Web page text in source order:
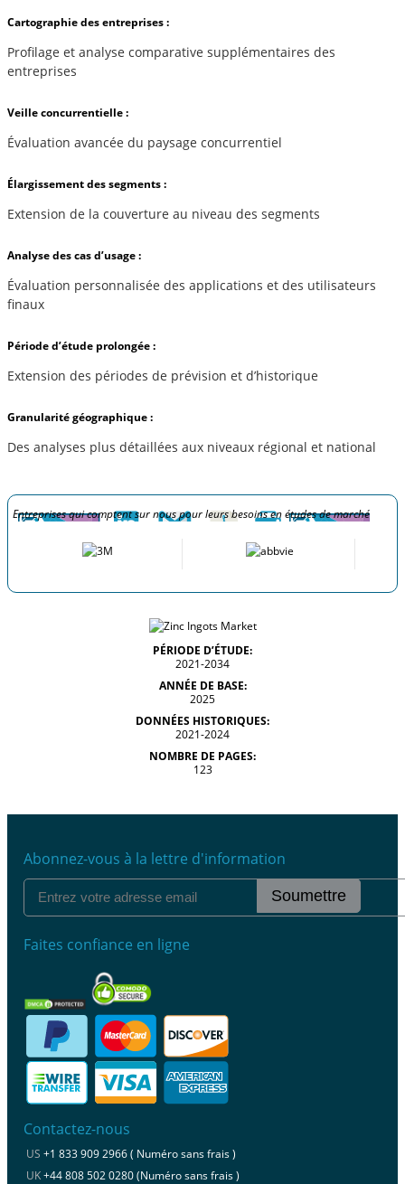
Cartographie des entreprises :
Profilage et analyse comparative supplémentaires des
entreprises
Veille concurrentielle :
Évaluation avancée du paysage concurrentiel
Élargissement des segments :
Extension de la couverture au niveau des segments
Analyse des cas d’usage :
Évaluation personnalisée des applications et des utilisateurs
finaux
Période d’étude prolongée :
Extension des périodes de prévision et d’historique
Granularité géographique :
Des analyses plus détaillées aux niveaux régional et national
Entreprises qui comptent sur nous pour leurs besoins en études de marché
PÉRIODE D’ÉTUDE:
2021-2034
ANNÉE DE BASE:
2025
DONNÉES HISTORIQUES:
2021-2024
NOMBRE DE PAGES:
123
Abonnez-vous à la lettre d'information
Soumettre
Faites confiance en ligne
Contactez-nous
US +1 833 909 2966 ( Numéro sans frais )
UK+44 808 502 0280 (Numéro sans frais )